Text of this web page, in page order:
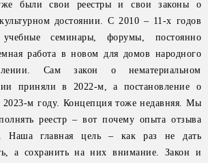
были свои реестры и свои законы о
достоянии. С 2010 – 11-х годов
семинары, форумы, постоянно
работа в новом для домов народного
Сам закон о нематериальном
приняли в 2022-м, а постановление о
2023-м году. Концепция тоже недавняя. Мы
реестр – вот почему опыта отзыва
Наша главная цель – как раз не дать
а сохранить на них внимание. Закон и